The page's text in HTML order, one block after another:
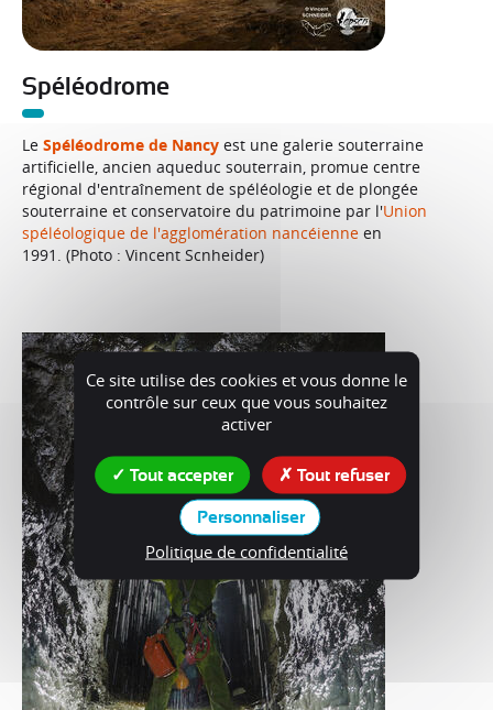
Spéléodrome
Le Spéléodrome de Nancy est une galerie souterraine
artificielle, ancien aqueduc souterrain, promue centre
régional d'entraînement de spéléologie et de plongée
souterraine et conservatoire du patrimoine par l'Union
spéléologique de l'agglomération nancéienne en
1991. (Photo : Vincent Scnheider)
Ce site utilise des cookies et vous donne le
contrôle sur ceux que vous souhaitez
activer
Tout accepter Tout refuser
Personnaliser
Politique de confidentialité